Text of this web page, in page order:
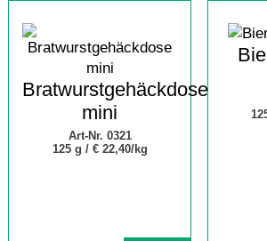
Bratwurstgehäckdose
mini
Art-Nr. 0321
125 g / € 22,40/kg